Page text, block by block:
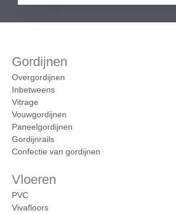
Gordijnen
Overgordijnen
Inbetweens
Vitrage
Vouwgordijnen
Paneelgordijnen
Gordijnrails
Confectie van gordijnen
Vloeren
PVC
Vivafloors